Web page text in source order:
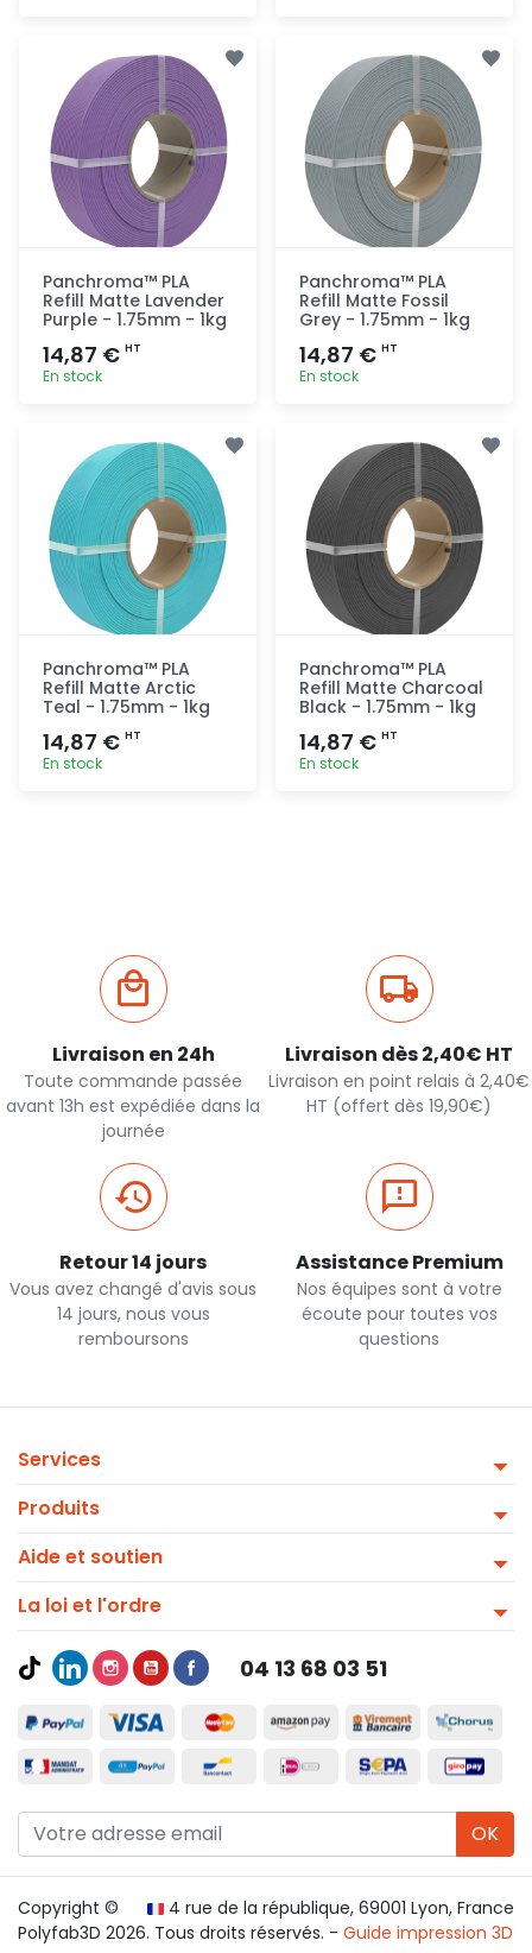
rapide
rapide
Panchroma™ PLA
Refill Matte Lavender
Purple - 1.75mm - 1kg
14,87 € HT
En stock
rapide
Panchroma™ PLA
Refill Matte Fossil
Grey - 1.75mm - 1kg
14,87 € HT
En stock
rapide
Panchroma™ PLA
Refill Matte Arctic
Teal - 1.75mm - 1kg
14,87 € HT
En stock
Panchroma™ PLA
Refill Matte Charcoal
Black - 1.75mm - 1kg
14,87 € HT
En stock
Livraison en 24h
Toute commande passée
avant 13h est expédiée dans la
journée
Livraison dès 2,40€ HT
Livraison en point relais à 2,40€
HT (offert dès 19,90€)
Retour 14 jours
Vous avez changé d'avis sous
14 jours, nous vous
remboursons
Assistance Premium
Nos équipes sont à votre
écoute pour toutes vos
questions
Services
Produits
Aide et soutien
La loi et l'ordre
04 13 68 03 51
OK
4 rue de la république, 69001 Lyon, France
Copyright ©
Polyfab3D 2026. Tous droits réservés. - Guide impression 3D